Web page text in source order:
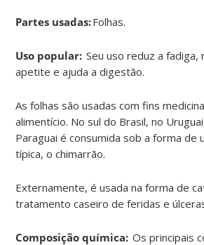
Partes usadas:Folhas.
Uso popular: Seu uso reduz a fadiga,
apetite e ajuda a digestão.
As folhas são usadas com fins
alimentício. No sul do Brasil, no
Paraguai é consumida sob a forma de
típica, o chimarrão.
Externamente, é usada na forma de
tratamento caseiro de feridas e
Composição química: Os principais